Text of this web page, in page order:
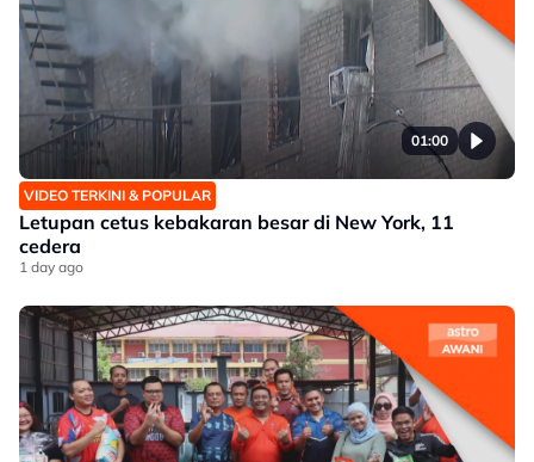
01:00
VIDEO TERKINI & POPULAR
Letupan cetus kebakaran besar di New York, 11
cedera
1 day ago